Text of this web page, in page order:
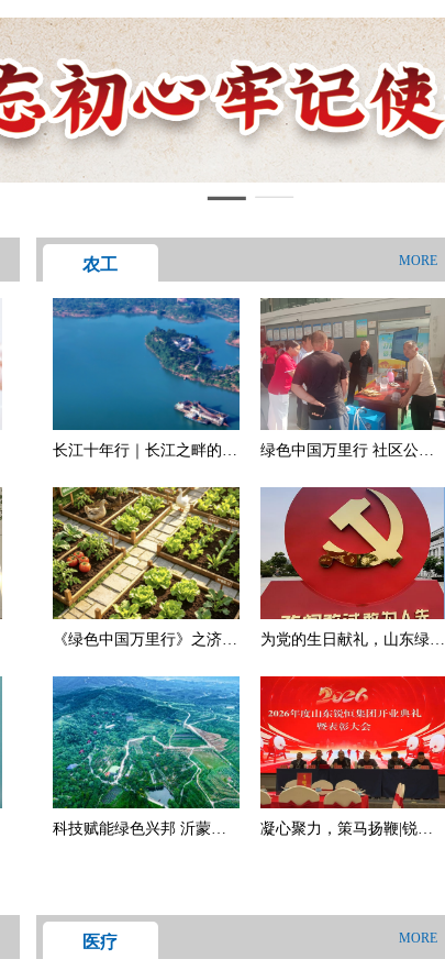
农工 MORE
长江十年行｜长江之畔的绿
的十年答卷
绿色中国万里行 社区公益
《绿色中国万里行》之济南
为党的生日献礼，山东绿色
展助力添彩
科技赋能绿色兴邦 沂蒙老
凝心聚力，策马扬鞭|锐恒
医疗 MORE